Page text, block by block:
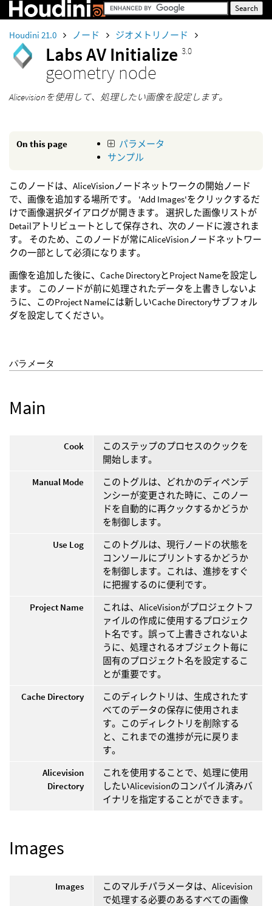
Houdini 21.0 ノード ジオメトリノード
Labs AV Initialize 3.0
geometry node
Alicevisionを使用して、処理したい画像を設定します。
On this page
パラメータ
サンプル
このノードは、AliceVisionノードネットワークの開始ノード
で、画像を追加する場所です。 'Add Images'をクリックするだ
けで画像選択ダイアログが開きます。 選択した画像リストが
Detailアトリビュートとして保存され、次のノードに渡されま
す。 そのため、このノードが常にAliceVisionノードネットワー
クの一部として必須になります。
画像を追加した後に、Cache DirectoryとProject Nameを設定し
ます。 このノードが前に処理されたデータを上書きしないよ
うに、このProject Nameには新しいCache Directoryサブフォル
ダを設定してください。
パラメータ
Main
Cook
このステップのプロセスのクックを
開始します。
Manual Mode
このトグルは、どれかのディペンデ
ンシーが変更された時に、このノー
ドを自動的に再クックするかどうか
を制御します。
Use Log
このトグルは、現行ノードの状態を
コンソールにプリントするかどうか
を制御します。これは、進捗をすぐ
に把握するのに便利です。
Project Name
これは、AliceVisionがプロジェクトフ
ァイルの作成に使用するプロジェク
ト名です。誤って上書きされないよ
うに、処理されるオブジェクト毎に
固有のプロジェクト名を設定するこ
とが重要です。
Cache Directory
このディレクトリは、生成されたす
べてのデータの保存に使用されま
す。このディレクトリを削除する
と、これまでの進捗が元に戻りま
す。
Alicevision
Directory
これを使用することで、処理に使用
したいAlicevisionのコンパイル済みバ
イナリを指定することができます。
Images
Images
このマルチパラメータは、Alicevision
で処理する必要のあるすべての画像